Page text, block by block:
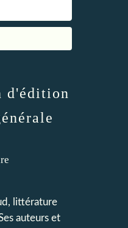
d'édition
littérature
auteurs et